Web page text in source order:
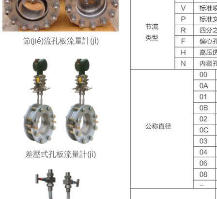
節(jié)流孔板流量計(jì)
差壓式孔板流量計(jì)